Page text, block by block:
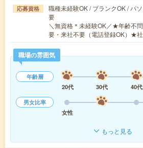
応募資格
職種未経験OK / ブランクOK / パ
要
＼無資格＊未経験OK／★年齢不
要・来社不要（電話登録OK）★
職場の雰囲気
年齢層
20代
30代 40代
男女比率
女性
もっと見る